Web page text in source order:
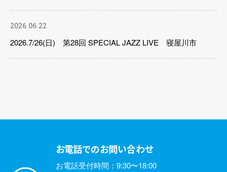
2026.06.22
2026.7/26(日) 第28回 SPECIAL JAZZ LIVE 寝屋川市
お電話でのお問い合わせ
お電話受付時間：9:30〜18:00